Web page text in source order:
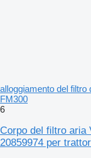
alloggiamento del filtro
FM300
6
Corpo del filtro aria
20859974 per